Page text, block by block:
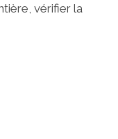
vérifier la